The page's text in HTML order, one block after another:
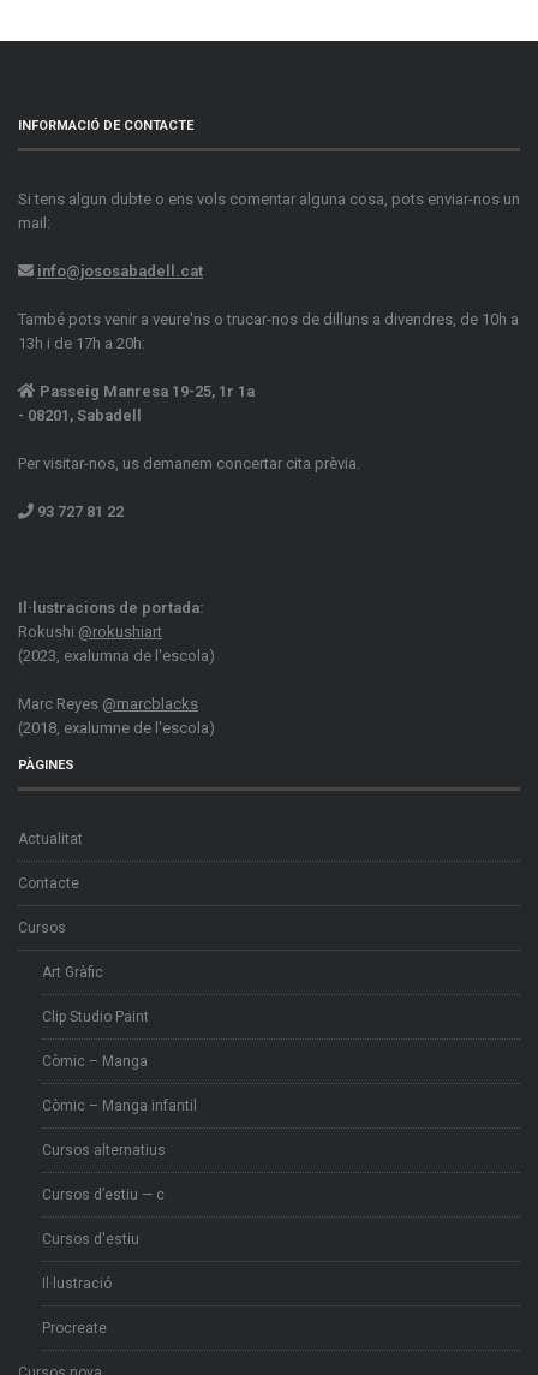
INFORMACIÓ DE CONTACTE
Si tens algun dubte o ens vols comentar alguna cosa, pots enviar-nos un
mail:
info@jososabadell.cat
També pots venir a veure'ns o trucar-nos de dilluns a divendres, de 10h a
13h i de 17h a 20h:
Passeig Manresa 19-25, 1r 1a
- 08201, Sabadell
Per visitar-nos, us demanem concertar cita prèvia.
93 727 81 22
Il·lustracions de portada:
Rokushi @rokushiart
(2023, exalumna de l'escola)
Marc Reyes @marcblacks
(2018, exalumne de l'escola)
PÀGINES
Actualitat
Contacte
Cursos
Art Gràfic
Clip Studio Paint
Còmic – Manga
Còmic – Manga infantil
Cursos alternatius
Cursos d’estiu — c
Cursos d'estiu
Il·lustració
Procreate